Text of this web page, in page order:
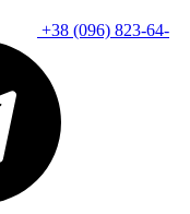
+38 (096) 823-64-